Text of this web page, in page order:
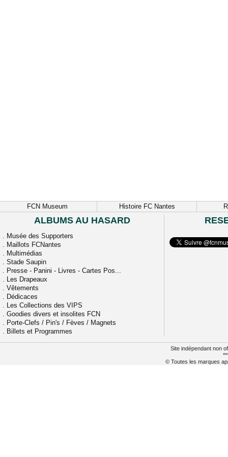
FCN Museum Histoire FC Nantes
ALBUMS AU HASARD
. Musée des Supporters
. Maillots FCNantes
. Multimédias
. Stade Saupin
. Presse - Panini - Livres - Cartes Pos...
. Les Drapeaux
. Vêtements
. Dédicaces
. Les Collections des VIPS
. Goodies divers et insolites FCN
. Porte-Clefs / Pin's / Fèves / Magnets
. Billets et Programmes
Site indépendant non
© Toutes les marques